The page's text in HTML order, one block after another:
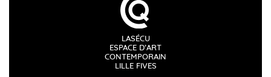
LASÉCU
ESPACE D’ART
CONTEMPORAIN
LILLE FIVES